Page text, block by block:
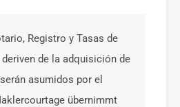
Registro y Tasas de
de la adquisición de
asumidos por el
übernimmt